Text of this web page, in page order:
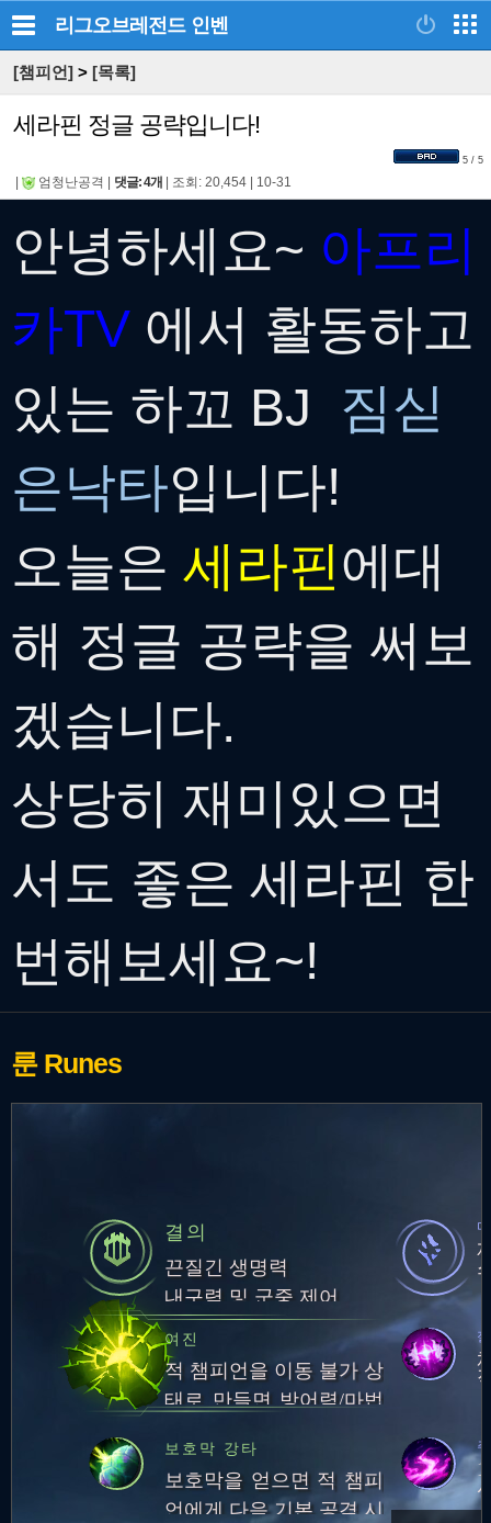
리그오브레전드 인벤
[챔피언] > [목록]
세라핀 정글 공략입니다!
5 / 5
엄청난공격 댓글: 4개 조회: 20,454 10-31
안녕하세요~ 아프리
카TV 에서 활동하고
있는 하꼬 BJ 짐싣
은낙타입니다!
오늘은 세라핀에대
해 정글 공략을 써보
겠습니다.
상당히 재미있으면
서도 좋은 세라핀 한
번해보세요~!
룬 Runes
결의
끈질긴 생명력
내구력 및 군중 제어
여진
적 챔피언을 이동 불가 상
태로 만들면 방어력/마법
주변에 큰 마법 피해
보호막 강타
보호막을 얻으면 적 챔피
언에게 다음 기본 공격 시